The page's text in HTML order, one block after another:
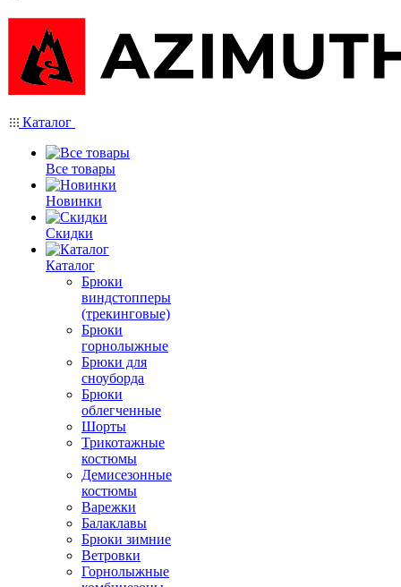
Каталог
Все товары
Новинки
Скидки
Каталог
Брюки
виндстопперы
(трекинговые)
Брюки
горнолыжные
Брюки для
сноуборда
Брюки
облегченные
Шорты
Трикотажные
костюмы
Демисезонные
костюмы
Варежки
Балаклавы
Брюки зимние
Ветровки
Горнолыжные